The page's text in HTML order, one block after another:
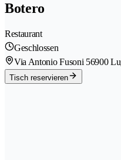
Botero
Restaurant
Geschlossen
Via Antonio Fusoni 56900
Tisch reservieren